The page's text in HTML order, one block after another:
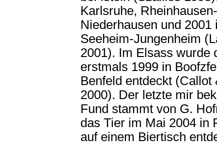
Karlsruhe, Rheinhausen-
Niederhausen und 2001
Seeheim-Jungenheim
2001). Im Elsass wurde
erstmals 1999 in
Benfeld entdeckt (Callot
2000). Der letzte mir
Fund stammt von G.
das Tier im Mai 2004 in
auf einem Biertisch